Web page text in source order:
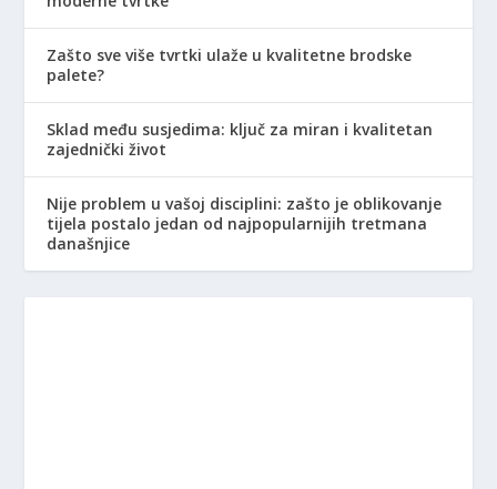
Zašto sve više tvrtki ulaže u kvalitetne brodske
palete?
Sklad među susjedima: ključ za miran i kvalitetan
zajednički život
Nije problem u vašoj disciplini: zašto je oblikovanje
tijela postalo jedan od najpopularnijih tretmana
današnjice